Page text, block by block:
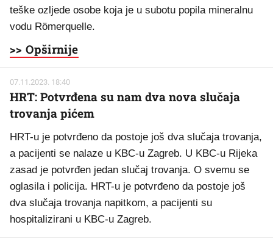
teške ozljede osobe koja je u subotu popila mineralnu
vodu Römerquelle.
>> Opširnije
07.11.2023. 18:40
HRT: Potvrđena su nam dva nova slučaja
trovanja pićem
HRT-u je potvrđeno da postoje još dva slučaja trovanja,
a pacijenti se nalaze u KBC-u Zagreb. U KBC-u Rijeka
zasad je potvrđen jedan slučaj trovanja. O svemu se
oglasila i policija. HRT-u je potvrđeno da postoje još
dva slučaja trovanja napitkom, a pacijenti su
hospitalizirani u KBC-u Zagreb.